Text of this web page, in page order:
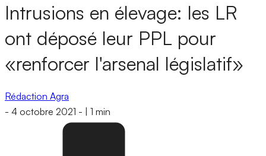
Intrusions en élevage: les LR
ont déposé leur PPL pour
«renforcer l'arsenal législatif»
Rédaction Agra
- 4 octobre 2021 - 1 min